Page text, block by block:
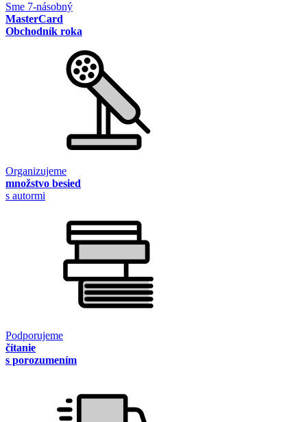
Sme 7-násobný
MasterCard
Obchodník roka
Organizujeme
množstvo besied
s autormi
Podporujeme
čítanie
s porozumením